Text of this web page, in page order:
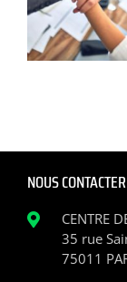
NOUS CONTACTER
CENTRE
35 rue
75011